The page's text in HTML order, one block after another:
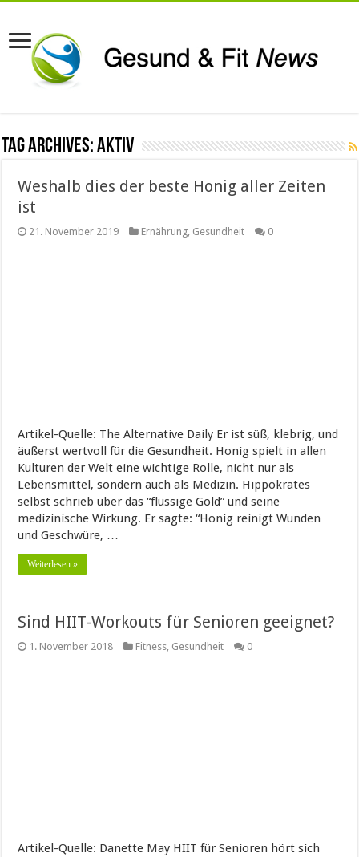
Tag Archives:aktiv
Weshalb dies der beste Honig aller Zeiten
ist
21. November 2019 Ernährung Gesundheit 0
Artikel-Quelle: The Alternative Daily Er ist süß, klebrig, und
äußerst wertvoll für die Gesundheit. Honig spielt in allen
Kulturen der Welt eine wichtige Rolle, nicht nur als
Lebensmittel, sondern auch als Medizin. Hippokrates
selbst schrieb über das “flüssige Gold” und seine
medizinische Wirkung. Er sagte: “Honig reinigt Wunden
und Geschwüre, …
Weiterlesen »
Sind HIIT-Workouts für Senioren geeignet?
1. November 2018 Fitness Gesundheit 0
Artikel-Quelle: Danette May HIIT für Senioren hört sich